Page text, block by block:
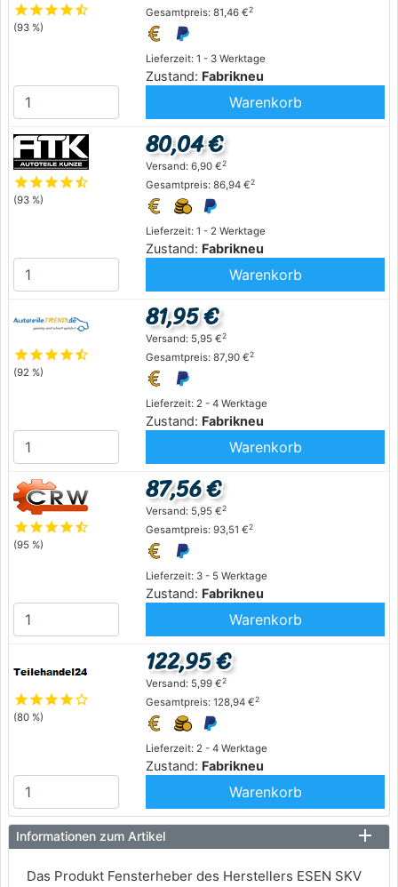
starstarstarstarstar_half
(93 %)
Lieferzeit: 1 - 3 Werktage
Zustand: Fabrikneu
Gesamtpreis: 81,46 €2
Warenkorb
starstarstarstarstar_half
(93 %)
Lieferzeit: 1 - 2 Werktage
Zustand: Fabrikneu
80,04 €
Versand: 6,90 €2
Gesamtpreis: 86,94 €2
Warenkorb
starstarstarstarstar_half
(92 %)
Lieferzeit: 2 - 4 Werktage
Zustand: Fabrikneu
81,95 €
Versand: 5,95 €2
Gesamtpreis: 87,90 €2
Warenkorb
starstarstarstarstar_half
(95 %)
Lieferzeit: 3 - 5 Werktage
Zustand: Fabrikneu
87,56 €
Versand: 5,95 €2
Gesamtpreis: 93,51 €2
Warenkorb
starstarstarstarstar_outline
(80 %)
Lieferzeit: 2 - 4 Werktage
Zustand: Fabrikneu
122,95 €
Versand: 5,99 €2
Gesamtpreis: 128,94 €2
Warenkorb
Informationen zum Artikel
Das Produkt Fensterheber des Herstellers ESEN SKV